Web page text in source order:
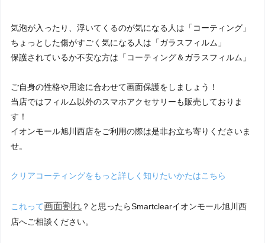
気泡が入ったり、浮いてくるのが気になる人は「コーティング」
ちょっとした傷がすごく気になる人は「ガラスフィルム」
保護されているか不安な方は「コーティング＆ガラスフィルム」
ご自身の性格や用途に合わせて画面保護をしましょう！
当店ではフィルム以外のスマホアクセサリーも販売しておりま
す！
イオンモール旭川西店をご利用の際は是非お立ち寄りくださいま
せ。
クリアコーティングをもっと詳しく知りたいかたはこちら
これって画面割れ ？と思ったらSmartclearイオンモール旭川西
店へご相談ください。